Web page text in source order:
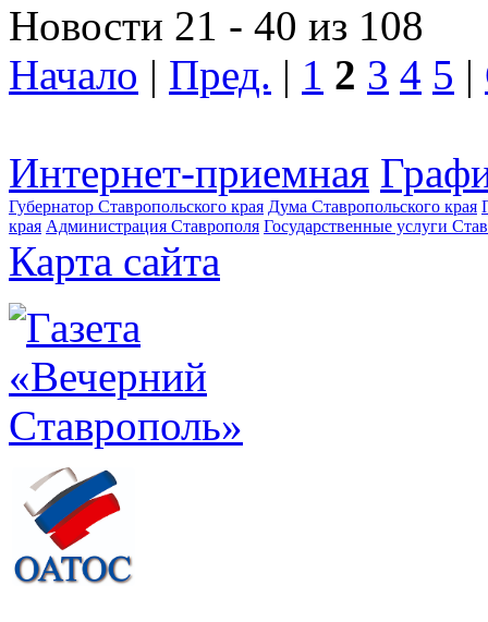
Новости 21 - 40 из 108
Начало | Пред. | 1 2 3 4 5 |
Интернет-приемная
Губернатор Ставропольского края Дума Ставропольского края
края Администрация Ставрополя Государственные услуги
Карта сайта